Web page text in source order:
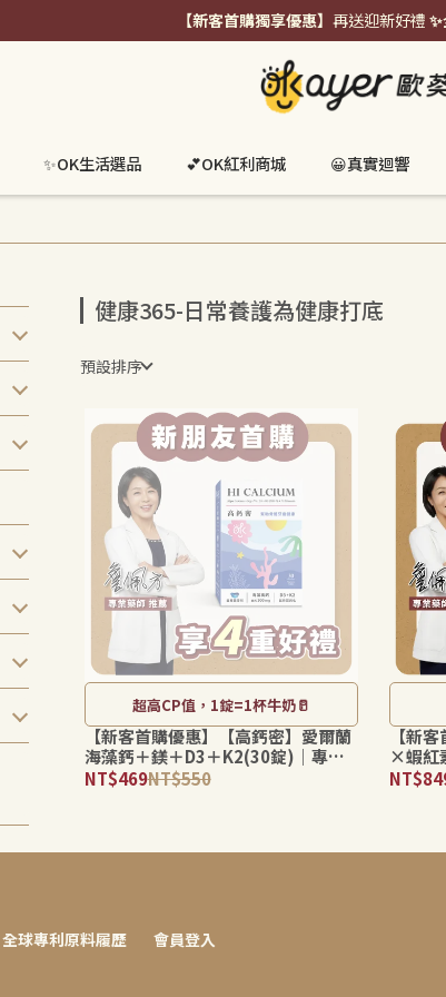
【新客首購獨享優惠】 再送迎新好禮
✨OK生活選品 💕OK紅利商城 😀真實迴響
健康365-日常養護為健康打底
預設排序
超高CP值，1錠=1杯牛奶🥛
【新客首購優惠】【高鈣密】愛爾蘭
海藻鈣＋鎂＋D3＋K2(30錠)｜專利
Aqaumin®F紅藻鈣・高吸收率補
NT$469NT$550
【新
×蝦紅
｜3C
全球專利原料履歷 會員登入